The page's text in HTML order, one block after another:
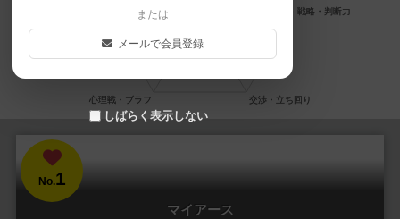
No.1
マイアース
または
メールで会員登録
しばらく表示しない